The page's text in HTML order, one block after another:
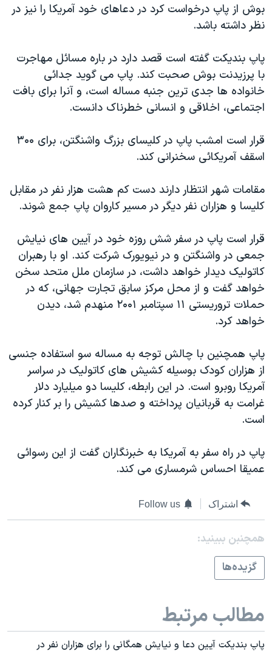
بوش از پاپ درخواست کرد در دعاهای خود آمريکا را نيز در
نظر داشته باشد.
پاپ بنديکت گفته است قصد دارد در باره مسائل مهاجرت
با پرزيدنت بوش صحبت کند. پاپ می گويد جدائی
خانواده ها جدی ترين جنبه مساله است، و آنرا برای بافت
اجتماعی، اخلاقی و انسانی خطرناک دانست.
قرار است امشب پاپ در کليسای بزرگ واشنگتن، برای ۳۰۰
اسقف آمريکائی سخنرانی کند.
مقامات شهر انتظار دارند دست کم هشت هزار نفر در مقابل
کليسا و هزاران نفر ديگر در مسير کاروان پاپ جمع شوند.
قرار است پاپ در سفر شش روزه خود در آيين های نيايش
جمعی در واشنگتن و در نيويورک شرکت کند. او با رهبران
کاتوليک ديدار خواهد داشت، در سازمان ملل متحد سخن
خواهد گفت و از محل مرکز سابق تجارت جهانی، که در
حملات تروريستی ۱۱ سپتامبر ۲۰۰۱ منهدم شد، ديدن
خواهد کرد.
پاپ همچنين با چالش توجه به مساله سو استفاده جنسی
از هزاران کودک بوسيله کشيش های کاتوليک در سراسر
آمريکا روبرو است. در اين رابطه، کليسا دو ميليارد دلار
غرامت به قربانيان پرداخته و صدها کشيش را بر کنار کرده
است.
پاپ در راه سفر به آمريکا به خبرنگاران گفت از اين رسوائی
عميقا احساس شرمساری می کند.
اشتراک Follow us
همچنبن ببینید:
گزيده‌ها
مطالب مرتبط
پاپ بنديکت آيين دعا و نيايش همگانی را برای هزاران نفر در